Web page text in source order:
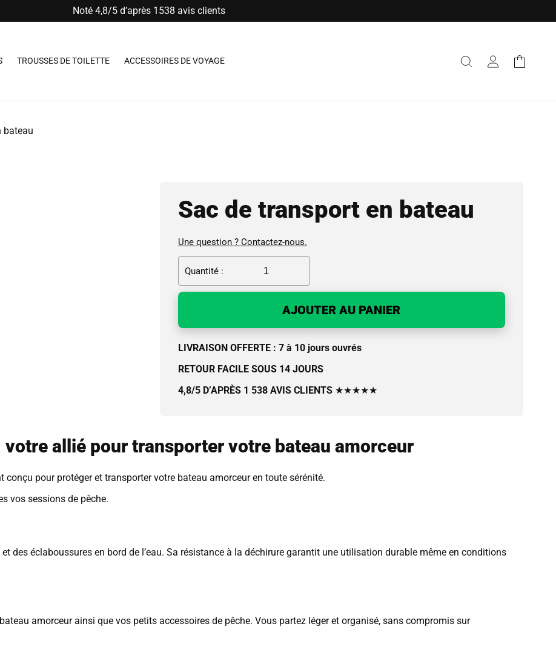
Noté 4,8/5 d’après 1538 avis clients
TROUSSES DE TOILETTE ACCESSOIRES DE VOYAGE Connexion Panier
bateau
Sac de transport en bateau
Une question ? Contactez-nous.
Quantité :
AJOUTER AU PANIER
LIVRAISON OFFERTE : 7 à 10 jours ouvrés
RETOUR FACILE SOUS 14 JOURS
4,8/5 D’APRÈS 1 538 AVIS CLIENTS★★★★★
votre allié pour transporter votre bateau amorceur
pour protéger et transporter votre bateau amorceur en toute sérénité.
vos sessions de pêche.
des éclaboussures en bord de l’eau. Sa résistance à la déchirure garantit une utilisation durable même en conditions
amorceur ainsi que vos petits accessoires de pêche. Vous partez léger et organisé, sans compromis sur